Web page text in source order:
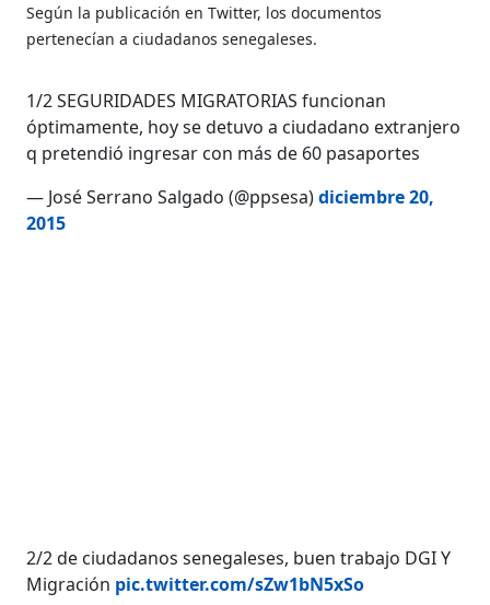
Según la publicación en Twitter, los documentos
pertenecían a ciudadanos senegaleses.
1/2 SEGURIDADES MIGRATORIAS funcionan
óptimamente, hoy se detuvo a ciudadano extranjero
q pretendió ingresar con más de 60 pasaportes
— José Serrano Salgado (@ppsesa)diciembre 20,
2015
2/2 de ciudadanos senegaleses, buen trabajo DGI Y
Migración pic.twitter.com/sZw1bN5xSo